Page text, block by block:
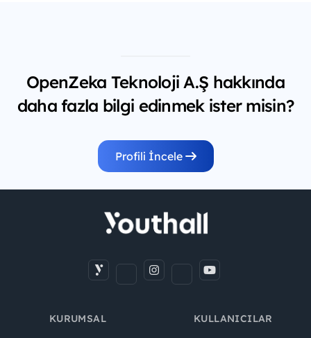
OpenZeka Teknoloji A.Ş hakkında
daha fazla bilgi edinmek ister misin?
Profili İncele
KURUMSAL KULLANICILAR